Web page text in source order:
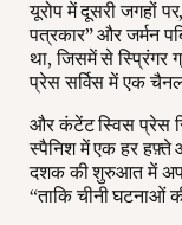
यूरोप में दूसरी जगहों
पत्रकार” और जर्मन
था, जिसमें से स्प्रिंगर
प्रेस सर्विस में एक
और कंटेंट स्विस प्रेस
स्पैनिश में एक हर हफ़्ते
दशक की शुरुआत में
“ताकि चीनी घटनाओं